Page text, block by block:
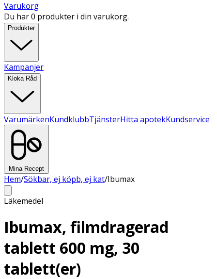
Varukorg
Du har 0 produkter i din varukorg.
Produkter
Kampanjer
Kloka Råd
VarumärkenKundklubbTjänsterHitta apotekKundservice
Mina Recept
Hem/Sökbar, ej köpb, ej kat/Ibumax
Läkemedel
Ibumax, filmdragerad
tablett 600 mg, 30
tablett(er)